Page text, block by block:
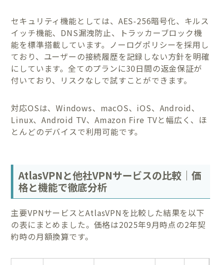
セキュリティ機能としては、AES-256暗号化、キルス
イッチ機能、DNS漏洩防止、トラッカーブロック機
能を標準搭載しています。ノーログポリシーを採用し
ており、ユーザーの接続履歴を記録しない方針を明確
にしています。全てのプランに30日間の返金保証が
付いており、リスクなしで試すことができます。
対応OSは、Windows、macOS、iOS、Android、
Linux、Android TV、Amazon Fire TVと幅広く、ほ
とんどのデバイスで利用可能です。
AtlasVPNと他社VPNサービスの比較｜価
格と機能で徹底分析
主要VPNサービスとAtlasVPNを比較した結果を以下
の表にまとめました。価格は2025年9月時点の2年契
約時の月額換算です。